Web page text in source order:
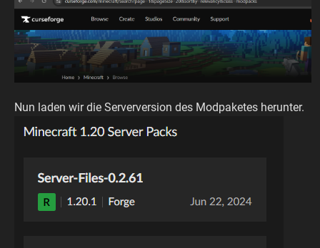
Nun laden wir die Serverversion des Modpaketes herunter.